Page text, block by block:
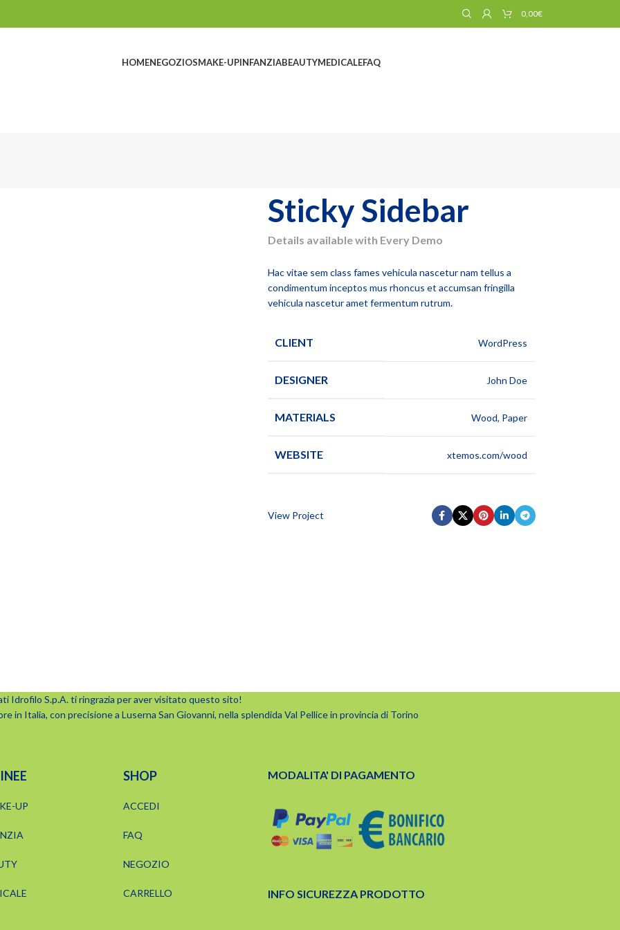
0,00€
HOMENEGOZIOSMAKE-UPINFANZIABEAUTYMEDICALEFAQ
Sticky Sidebar
Details available with Every Demo
Hac vitae sem class fames vehicula nascetur nam tellus a
condimentum inceptos mus rhoncus et accumsan fringilla
vehicula nascetur amet fermentum rutrum.
CLIENT WordPress
DESIGNER John Doe
MATERIALS Wood, Paper
WEBSITE xtemos.com/wood
View Project
Idrofilo S.p.A. ti ringrazia per aver visitato questo sito!
in Italia, con precisione a Luserna San Giovanni, nella splendida Val Pellice in provincia di Torino
UP
SHOP
ACCEDI
FAQ
NEGOZIO
CARRELLO
MODALITA' DI PAGAMENTO
INFO SICUREZZA PRODOTTO